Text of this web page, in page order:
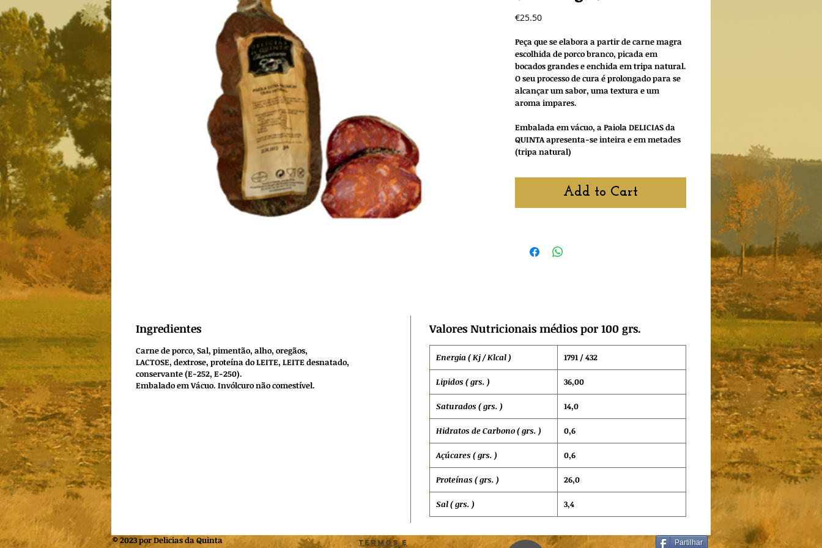
€25.50Price
Peça que se elabora a partir de carne magra
escolhida de porco branco, picada em
bocados grandes e enchida em tripa natural.
O seu processo de cura é prolongado para se
alcançar um sabor, uma textura e um
aroma impares.
Embalada em vácuo, a Paiola DELICIAS da
QUINTA apresenta-se inteira e em metades
(tripa natural)
Add to Cart
Ingredientes
Carne de porco, Sal, pimentão, alho, oregãos,
LACTOSE, dextrose, proteína do LEITE, LEITE desnatado,
conservante (E-252, E-250).
Embalado em Vácuo. Invólcuro não comestível.
Valores Nutricionais médios por 100 grs.
Energia ( Kj / Klcal ) 1791 / 432
Lipidos ( grs. ) 36,00
Saturados ( grs. ) 14,0
Hidratos deCarbono ( grs. ) 0,6
Açúcares ( grs. ) 0,6
Proteínas ( grs. ) 26,0
Sal ( grs. ) 3,4
© 2023 por Delicias da Quinta
Termos e
Partilhar